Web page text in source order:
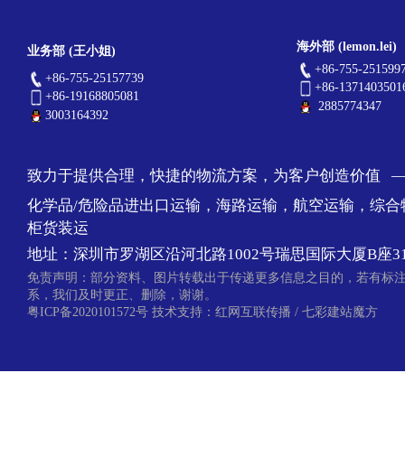
海外部 (lemon.lei)
+86-755-
+86-
2885774347
业务部 (王小姐)
+86-755-25157739
+86-19168805081
3003164392
致力于提供合理，快捷的物流方案，为客户创造
化学品/危险品进出口运输，海路运输，航空运输，综
柜货装运
地址：深圳市罗湖区沿河北路1002号瑞思国际大厦B座
免责声明：部分资料、图片转载出于传递更多信息之目的，若有标
系，我们及时更正、删除，谢谢。
粤ICP备2020101572号技术支持： 红网互联传播 / 七彩建站魔方